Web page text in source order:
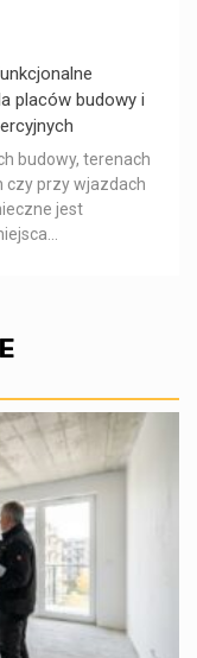
placów budowy i
budowy, terenach
czy przy wjazdach
jest